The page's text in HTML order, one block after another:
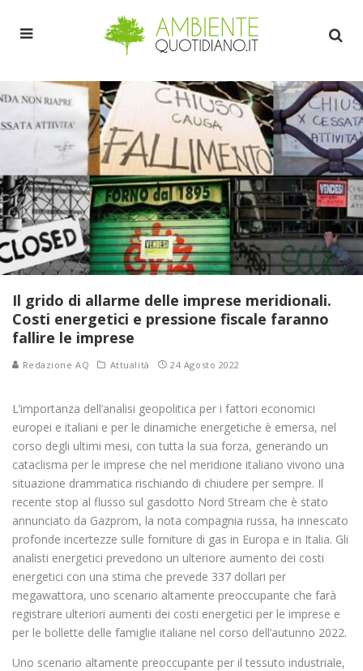
Il grido di allarme delle imprese meridionali.
Costi energetici e pressione fiscale faranno
fallire le imprese
Redazione AQ Attualità 24 Agosto 2022
L’importanza dell’analisi geopolitica per i fattori economici
europei e italiani e per le dinamiche energetiche è emersa, nel
corso degli ultimi mesi, con tutta la sua forza, generando un
cataclisma per le imprese che nel meridione italiano vivono una
situazione drammatica rischiando di chiudere per sempre. Il
recente stop al flusso sul gasdotto Nord Stream che è stato
annunciato da Gazprom, la nota compagnia russa, ha innescato
profonde incertezze sulle forniture di gas in Europa e in Italia. Gli
analisti energetici prevedono un ulteriore aumento dei costi
energetici con una stima che prevede 337 dollari per
megawattora, uno scenario altamente preoccupante che farà
registrare ulteriori aumenti dei costi energetici per le imprese e
per le bollette delle famiglie italiane nel corso dell’autunno 2022.
Uno scenario altamente preoccupante per il tessuto industriale,